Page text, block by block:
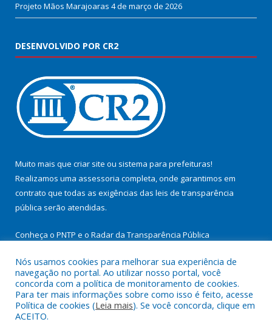
Projeto Mãos Marajoaras 4 de março de 2026
DESENVOLVIDO POR CR2
Muito mais que criar site ou sistema para prefeituras!
Realizamos uma assessoria completa, onde garantimos em
contrato que todas as exigências das leis de transparência
pública serão atendidas.
Conheça o PNTP e o Radar da Transparência Pública
Todos os direitos reservados a Prefeitura Municipal de
Cachoeira do Arari.
Nós usamos cookies para melhorar sua experiência de
navegação no portal. Ao utilizar nosso portal, você
concorda com a política de monitoramento de cookies.
Para ter mais informações sobre como isso é feito, acesse
Política de cookies (Leia mais). Se você concorda, clique em
ACEITO.